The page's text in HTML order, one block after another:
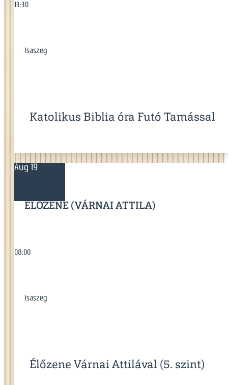
13:30
Isaszeg
Katolikus Biblia óra Futó Tamással
Aug 19
ÉLŐZENE (VÁRNAI ATTILA)
08:00
Isaszeg
Élőzene Várnai Attilával (5. szint)